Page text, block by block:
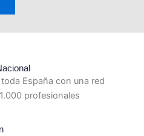
España con una red
profesionales